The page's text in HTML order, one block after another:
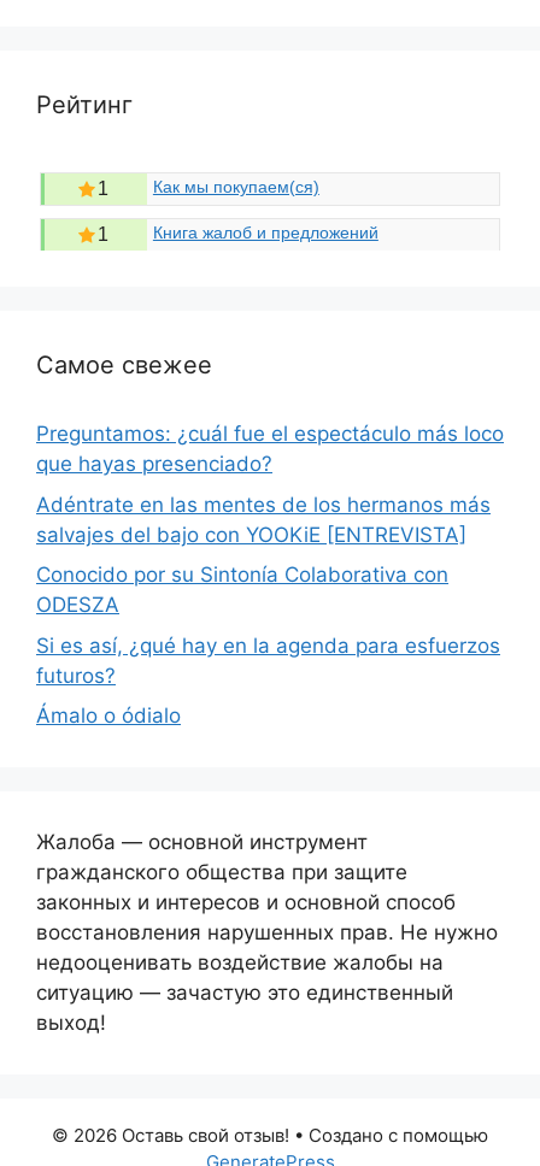
Рейтинг
1 Как мы покупаем(ся)
1 Книга жалоб и предложений
Самое свежее
Preguntamos: ¿cuál fue el espectáculo más loco
que hayas presenciado?
Adéntrate en las mentes de los hermanos más
salvajes del bajo con YOOKiE [ENTREVISTA]
Conocido por su Sintonía Colaborativa con
ODESZA
Si es así, ¿qué hay en la agenda para esfuerzos
futuros?
Ámalo o ódialo
Жалоба — основной инструмент
гражданского общества при защите
законных и интересов и основной способ
восстановления нарушенных прав. Не нужно
недооценивать воздействие жалобы на
ситуацию — зачастую это единственный
выход!
© 2026 Оставь свой отзыв! • Создано с помощью